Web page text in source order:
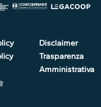
Disclaimer
Trasparenza
Amministrativa